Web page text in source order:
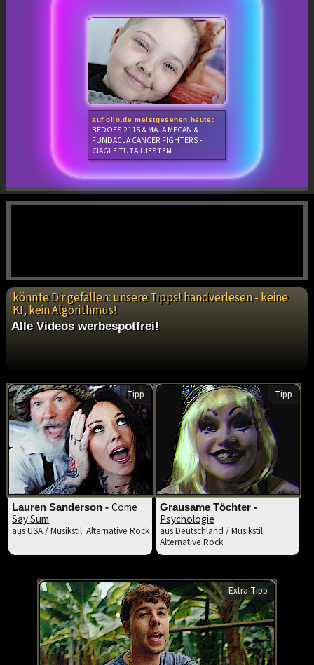
auf oljo.de meistgesehen heute:
BEDOES 2115 & MAJA MECAN &
FUNDACJA CANCER FIGHTERS -
CIAGLE TUTAJ JESTEM
könnte Dir gefallen: unsere Tipps! handverlesen - keine
KI, kein Algorithmus!
Alle Videos werbespotfrei!
Tipp
Lauren Sanderson -Come
Say Sum
aus USA / Musikstil: Alternative Rock
Tipp
Grausame Töchter -
Psychologie
aus Deutschland / Musikstil:
Alternative Rock
Extra Tipp